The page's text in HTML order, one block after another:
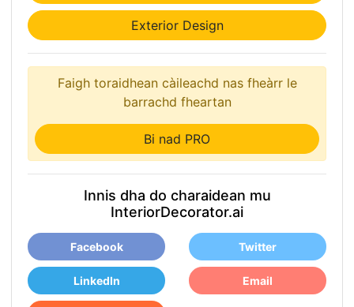
Exterior Design
Faigh toraidhean càileachd nas fheàrr le
barrachd fheartan
Bi nad PRO
Innis dha do charaidean mu
InteriorDecorator.ai
Facebook Twitter
LinkedIn Email